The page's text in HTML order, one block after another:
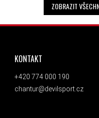
ZOBRAZIT
ZÁPATÍ
KONTAKT
+420 774 000 190
chantur@devilsport.cz